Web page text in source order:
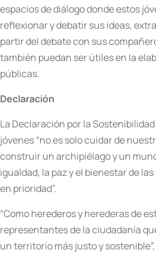
espacios de diálogo donde estos
reflexionar y debatir sus ideas,
partir del debate con sus
también puedan ser útiles en la
públicas.
Declaración
La Declaración por la
jóvenes “no es solo cuidar de
construir un archipiélago y un
igualdad, la paz y el bienestar de
en prioridad”.
“Como herederos y herederas de
representantes de la ciudadanía
un territorio más justo y